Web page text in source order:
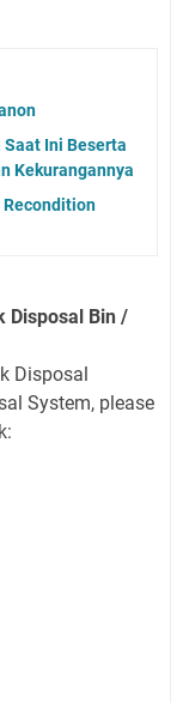
Ini Beserta
Kekurangannya
Disposal Bin /
Disposal
System, please